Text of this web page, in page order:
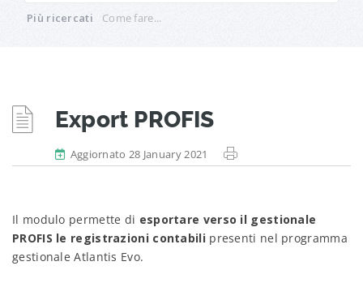
Più ricercati Come fare...
Export PROFIS
Aggiornato 28 January 2021
Il modulo permette di esportare verso il gestionale
PROFIS le registrazioni contabilipresenti nel programma
gestionale Atlantis Evo.